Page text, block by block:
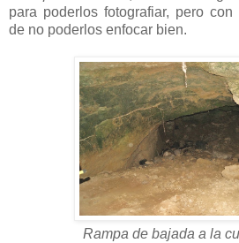
para poderlos fotografiar, pero
de no poderlos enfocar bien.
Rampa de bajada a la